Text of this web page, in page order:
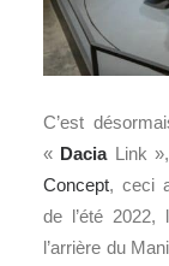
C’est
« DaciaLink »,
Concept, ceci
de l’été 2022,
l’arrière du